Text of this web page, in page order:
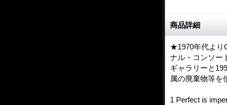
商品詳細
★1970年代より
ナル・コンソー
ギャラリーと
属の廃棄物等を
1 Perfect is